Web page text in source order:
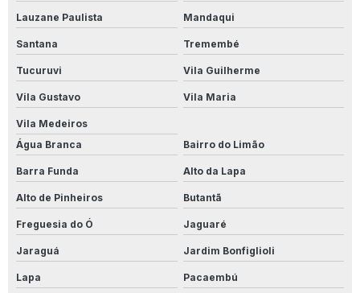
Limpa Alumínio Valor
Limpa Calçadas
Limpa Inox Profissional
Limpador Instantâneo
Onde Comprar Limpa Alumínio
Perfecto Para Porcelanato
Perfecto Removex
Perfecto Removex Porcelanato
Preço Limpa Alumínio 1 Litro
Lauzane Paulista Mandaqui
Santana Tremembé
Tucuruvi Vila Guilherme
Vila Gustavo Vila Maria
Vila Medeiros
Água Branca
Bairro do Limão
Barra Funda Alto da Lapa
Alto de Pinheiros Butantã
Freguesia do Ó Jaguaré
Jaraguá Jardim Bonfiglioli
Lapa Pacaembú